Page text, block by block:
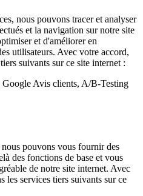
nous pouvons tracer et analyser
et la navigation sur notre site
et d'améliorer en
utilisateurs. Avec votre accord,
suivants sur ce site internet :
Avis clients, A/B-Testing
pouvons vous fournir des
des fonctions de base et vous
de notre site internet. Avec
les services tiers suivants sur ce